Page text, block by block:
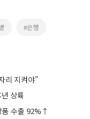
#은행
리 지켜야"
상륙
품 수출 92%↑